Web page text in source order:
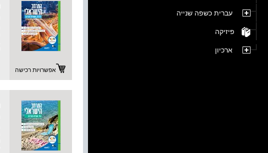
עברית כשפה שנייה
פיזיקה
ארכיון
אפשרויות רכישה